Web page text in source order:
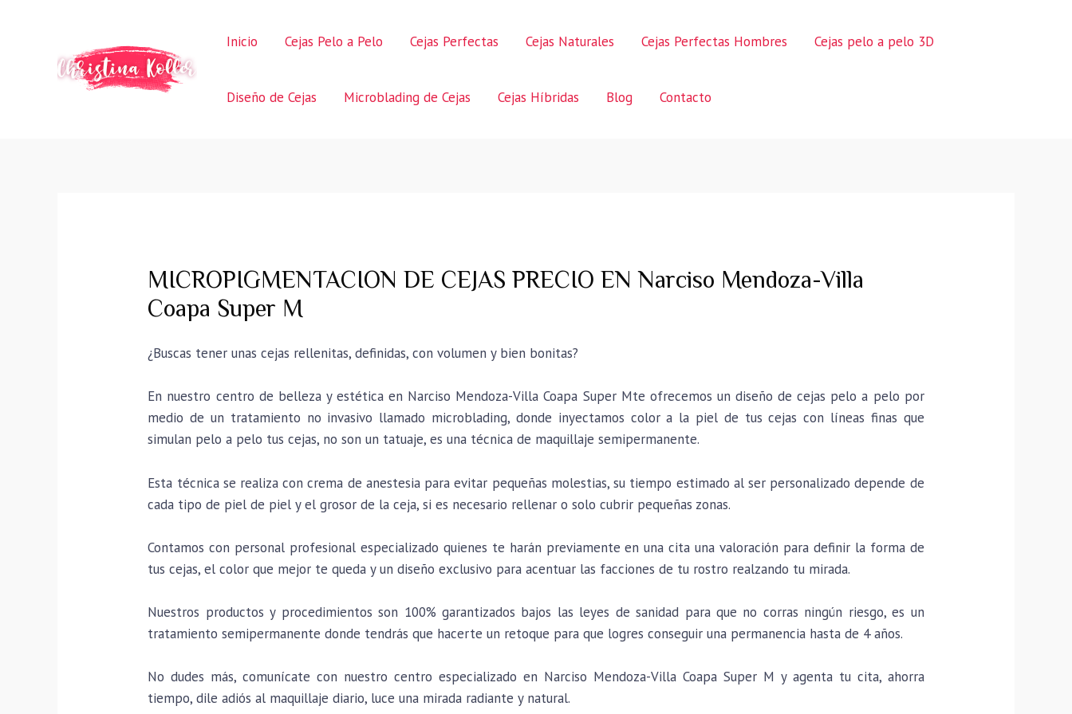
Inicio Cejas Pelo a Pelo Cejas Perfectas Cejas Naturales Cejas Perfectas Hombres Cejas pelo a pelo 3D
Diseño de Cejas Microblading de Cejas Cejas Híbridas Blog Contacto
MICROPIGMENTACION DE CEJAS PRECIO EN Narciso Mendoza-Villa
Coapa Super M
¿Buscas tener unas cejas rellenitas, definidas, con volumen y bien bonitas?
En nuestro centro de belleza y estética en Narciso Mendoza-Villa Coapa Super Mte ofrecemos un diseño de cejas pelo a pelo por
medio de un tratamiento no invasivo llamado microblading, donde inyectamos color a la piel de tus cejas con líneas finas que
simulan pelo a pelo tus cejas, no son un tatuaje, es una técnica de maquillaje semipermanente.
Esta técnica se realiza con crema de anestesia para evitar pequeñas molestias, su tiempo estimado al ser personalizado depende de
cada tipo de piel de piel y el grosor de la ceja, si es necesario rellenar o solo cubrir pequeñas zonas.
Contamos con personal profesional especializado quienes te harán previamente en una cita una valoración para definir la forma de
tus cejas, el color que mejor te queda y un diseño exclusivo para acentuar las facciones de tu rostro realzando tu mirada.
Nuestros productos y procedimientos son 100% garantizados bajos las leyes de sanidad para que no corras ningún riesgo, es un
tratamiento semipermanente donde tendrás que hacerte un retoque para que logres conseguir una permanencia hasta de 4 años.
No dudes más, comunícate con nuestro centro especializado en Narciso Mendoza-Villa Coapa Super M y agenta tu cita, ahorra
tiempo, dile adiós al maquillaje diario, luce una mirada radiante y natural.